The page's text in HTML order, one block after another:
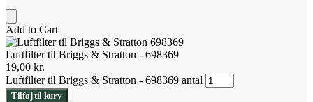
Add to Cart
Luftfilter til Briggs & Stratton - 698369
19,00 kr.
Luftfilter til Briggs & Stratton - 698369 antal
Tilføj til kurv